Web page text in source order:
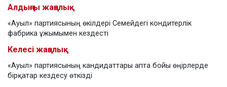
Алдыңғы жаңалық
«Ауыл» партиясының өкілдері Семейдегі кондитерлік
фабрика ұжымымен кездесті
Келесі жаңалық
«Ауыл» партиясының кандидаттары апта бойы өңірлерде
бірқатар кездесу өткізді